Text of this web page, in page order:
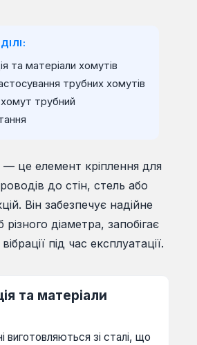
та матеріали хомутів
трубних хомутів
трубний
це елемент кріплення для
до стін, стель або
Він забезпечує надійне
діаметра, запобігає
під час експлуатації.
та матеріали
виготовляються зі сталі, що